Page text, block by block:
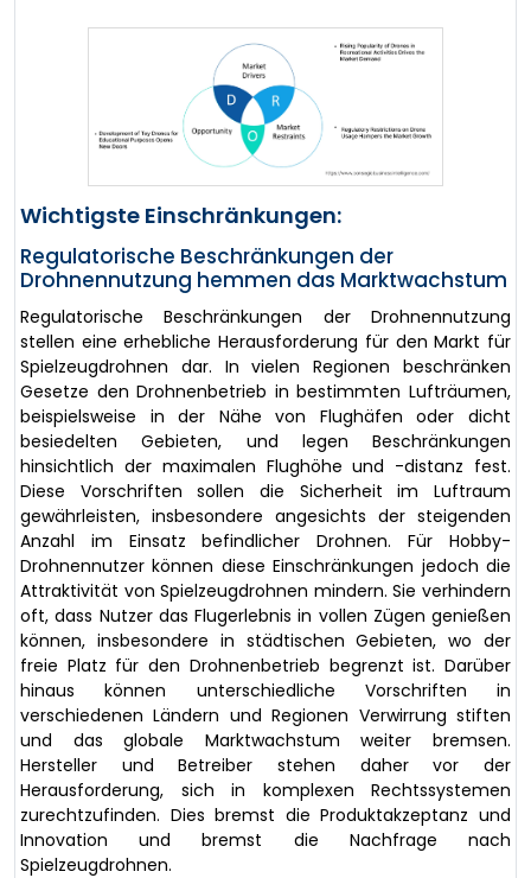
Wichtigste Einschränkungen:
Regulatorische Beschränkungen der
Drohnennutzung hemmen das Marktwachstum
Regulatorische Beschränkungen der Drohnennutzung
stellen eine erhebliche Herausforderung für den Markt für
Spielzeugdrohnen dar. In vielen Regionen beschränken
Gesetze den Drohnenbetrieb in bestimmten Lufträumen,
beispielsweise in der Nähe von Flughäfen oder dicht
besiedelten Gebieten, und legen Beschränkungen
hinsichtlich der maximalen Flughöhe und -distanz fest.
Diese Vorschriften sollen die Sicherheit im Luftraum
gewährleisten, insbesondere angesichts der steigenden
Anzahl im Einsatz befindlicher Drohnen. Für Hobby-
Drohnennutzer können diese Einschränkungen jedoch die
Attraktivität von Spielzeugdrohnen mindern. Sie verhindern
oft, dass Nutzer das Flugerlebnis in vollen Zügen genießen
können, insbesondere in städtischen Gebieten, wo der
freie Platz für den Drohnenbetrieb begrenzt ist. Darüber
hinaus können unterschiedliche Vorschriften in
verschiedenen Ländern und Regionen Verwirrung stiften
und das globale Marktwachstum weiter bremsen.
Hersteller und Betreiber stehen daher vor der
Herausforderung, sich in komplexen Rechtssystemen
zurechtzufinden. Dies bremst die Produktakzeptanz und
Innovation und bremst die Nachfrage nach
Spielzeugdrohnen.